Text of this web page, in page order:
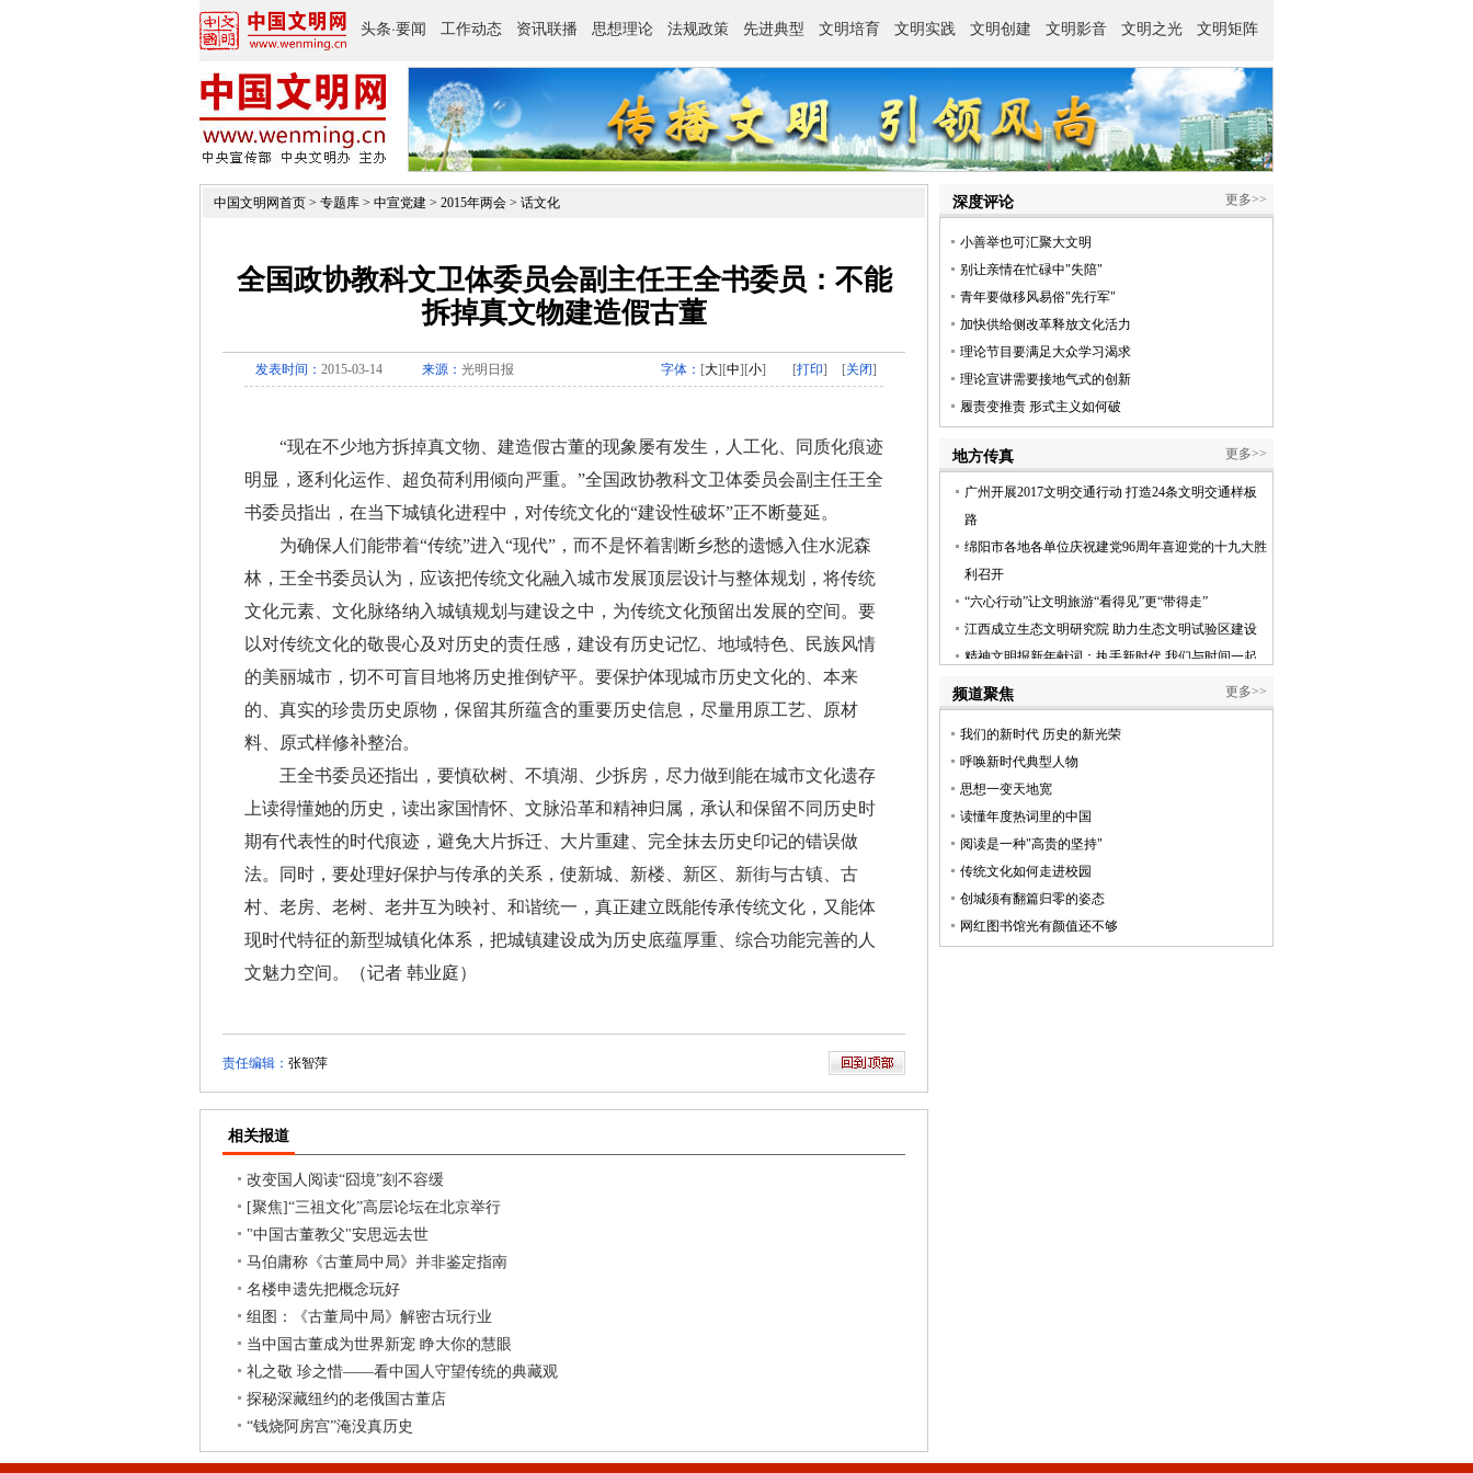
中国文明网首页 > 专题库 > 中宣党建 > 2015年两会 > 话文化
全国政协教科文卫体委员会副主任王全书委员：不能
拆掉真文物建造假古董
发表时间： 2015-03-14 来源： 光明日报 字体： [大][中][小] [打印] [关闭]
“现在不少地方拆掉真文物、建造假古董的现象屡有发生，人工化、同质化痕迹
明显，逐利化运作、超负荷利用倾向严重。”全国政协教科文卫体委员会副主任王全
书委员指出，在当下城镇化进程中，对传统文化的“建设性破坏”正不断蔓延。
为确保人们能带着“传统”进入“现代”，而不是怀着割断乡愁的遗憾入住水泥森
林，王全书委员认为，应该把传统文化融入城市发展顶层设计与整体规划，将传统
文化元素、文化脉络纳入城镇规划与建设之中，为传统文化预留出发展的空间。要
以对传统文化的敬畏心及对历史的责任感，建设有历史记忆、地域特色、民族风情
的美丽城市，切不可盲目地将历史推倒铲平。要保护体现城市历史文化的、本来
的、真实的珍贵历史原物，保留其所蕴含的重要历史信息，尽量用原工艺、原材
料、原式样修补整治。
王全书委员还指出，要慎砍树、不填湖、少拆房，尽力做到能在城市文化遗存
上读得懂她的历史，读出家国情怀、文脉沿革和精神归属，承认和保留不同历史时
期有代表性的时代痕迹，避免大片拆迁、大片重建、完全抹去历史印记的错误做
法。同时，要处理好保护与传承的关系，使新城、新楼、新区、新街与古镇、古
村、老房、老树、老井互为映衬、和谐统一，真正建立既能传承传统文化，又能体
现时代特征的新型城镇化体系，把城镇建设成为历史底蕴厚重、综合功能完善的人
文魅力空间。（记者 韩业庭）
责任编辑： 张智萍
相关报道
改变国人阅读“囧境”刻不容缓
[聚焦]“三祖文化”高层论坛在北京举行
"中国古董教父"安思远去世
马伯庸称《古董局中局》并非鉴定指南
名楼申遗先把概念玩好
组图：《古董局中局》解密古玩行业
当中国古董成为世界新宠 睁大你的慧眼
礼之敬 珍之惜——看中国人守望传统的典藏观
探秘深藏纽约的老俄国古董店
“钱烧阿房宫”淹没真历史